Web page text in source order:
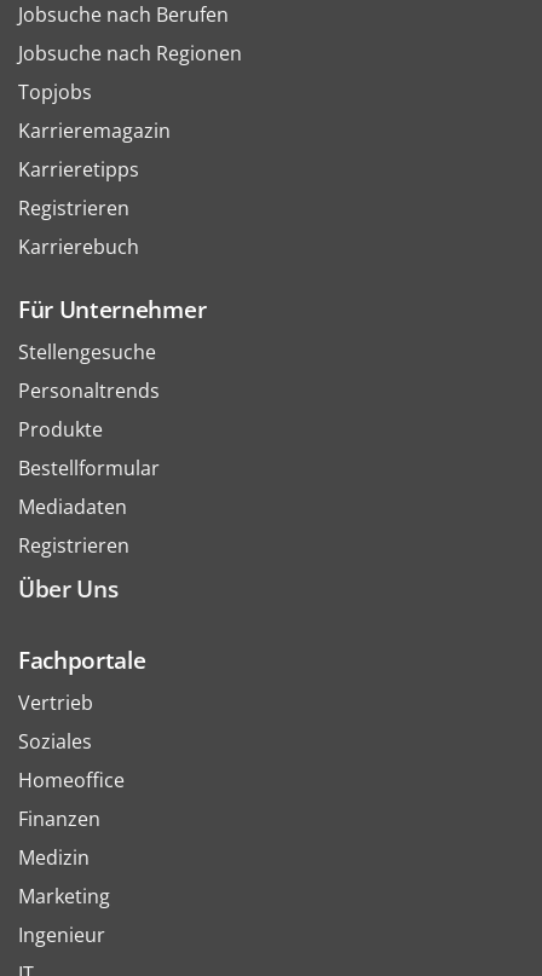
Jobsuche nach Berufen
Jobsuche nach Regionen
Topjobs
Karrieremagazin
Karrieretipps
Registrieren
Karrierebuch
Für Unternehmer
Stellengesuche
Personaltrends
Produkte
Bestellformular
Mediadaten
Registrieren
Über Uns
Fachportale
Vertrieb
Soziales
Homeoffice
Finanzen
Medizin
Marketing
Ingenieur